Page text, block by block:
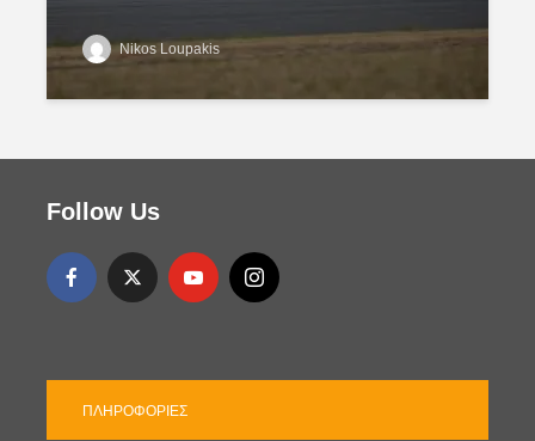
Nikos Loupakis
Follow Us
ΠΛΗΡΟΦΟΡΊΕΣ